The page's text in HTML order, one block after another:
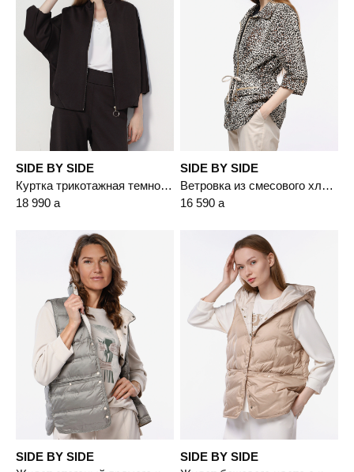
SIDE BY SIDE
Куртка трикотажная темно-коричневого цвета
18 990 a
SIDE BY SIDE
Ветровка из смесового хлопка с леопардовым принтом
16 590 a
SIDE BY SIDE
SIDE BY SIDE